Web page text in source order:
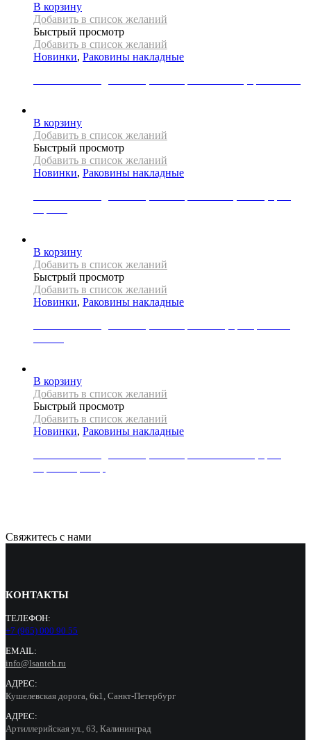
В корзину
Добавить в список желаний
Быстрый просмотр
Добавить в список желаний
Новинки, Раковины накладные
В корзину
Добавить в список желаний
Быстрый просмотр
Добавить в список желаний
Новинки, Раковины накладные
В корзину
Добавить в список желаний
Быстрый просмотр
Добавить в список желаний
Новинки, Раковины накладные
В корзину
Добавить в список желаний
Быстрый просмотр
Добавить в список желаний
Новинки, Раковины накладные
Свяжитесь с нами
КОНТАКТЫ
ТЕЛЕФОН:
+7 (965) 000 90 55
EMAIL:
info@lsanteh.ru
АДРЕС:
Кушелевская дорога, 6к1, Санкт-Петербург
АДРЕС:
Артиллерийская ул., 63, Калининград